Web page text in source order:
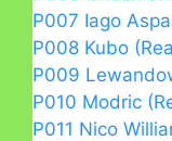
P007 Iago
P008 Kubo
P009
P010 Modric
P011 Nico